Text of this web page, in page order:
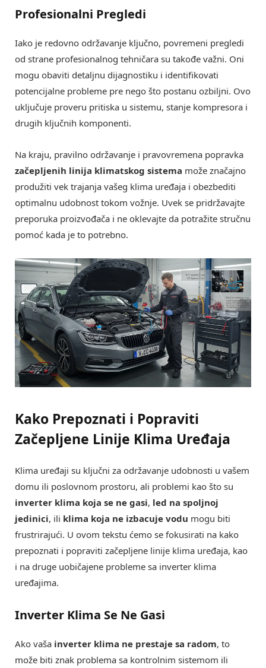
Profesionalni Pregledi
Iako je redovno održavanje ključno, povremeni pregledi
od strane profesionalnog tehničara su takođe važni. Oni
mogu obaviti detaljnu dijagnostiku i identifikovati
potencijalne probleme pre nego što postanu ozbiljni. Ovo
uključuje proveru pritiska u sistemu, stanje kompresora i
drugih ključnih komponenti.
Na kraju, pravilno održavanje i pravovremena popravka
začepljenih linija klimatskog sistema može značajno
produžiti vek trajanja vašeg klima uređaja i obezbediti
optimalnu udobnost tokom vožnje. Uvek se pridržavajte
preporuka proizvođača i ne oklevajte da potražite stručnu
pomoć kada je to potrebno.
Kako Prepoznati i Popraviti
Začepljene Linije Klima Uređaja
Klima uređaji su ključni za održavanje udobnosti u vašem
domu ili poslovnom prostoru, ali problemi kao što su
inverter klima koja se ne gasi, led na spoljnoj
jedinici, ili klima koja ne izbacuje vodu mogu biti
frustrirajući. U ovom tekstu ćemo se fokusirati na kako
prepoznati i popraviti začepljene linije klima uređaja, kao
i na druge uobičajene probleme sa inverter klima
uređajima.
Inverter Klima Se Ne Gasi
Ako vaša inverter klima ne prestaje sa radom, to
može biti znak problema sa kontrolnim sistemom ili